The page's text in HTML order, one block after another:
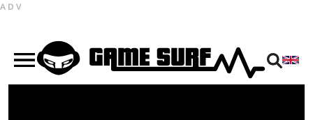
ADV